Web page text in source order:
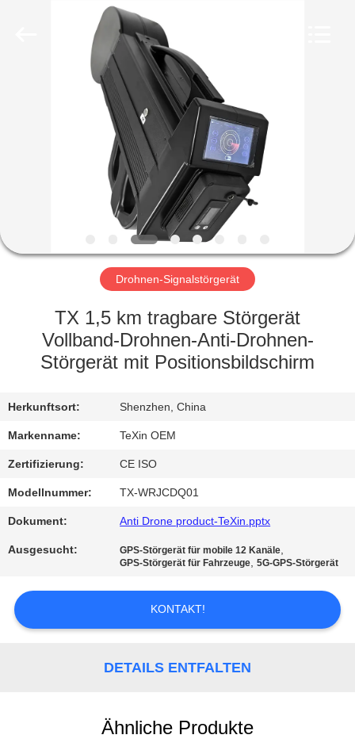
PRODUKTE
FABRIK-
AUSFLUG
QUALITÄTSKONTROLLE
SIE
MIT
UNS
IN
VERBINDUNG
NACHRICHTEN
BLOG
FORDERN
Drohnen-Signalstörgerät
TX 1,5 km tragbare Störgerät
Vollband-Drohnen-Anti-Drohnen-
Störgerät mit Positionsbildschirm
Herkunftsort: Shenzhen, China
Markenname: TeXin OEM
Zertifizierung: CE ISO
Modellnummer: TX-WRJCDQ01
Dokument: Anti Drone product-TeXin.pptx
Ausgesucht: GPS-Störgerät für mobile 12 Kanäle,
GPS-Störgerät für Fahrzeuge,5G-GPS-Störgerät
KONTAKT!
DETAILS ENTFALTEN
Ähnliche Produkte